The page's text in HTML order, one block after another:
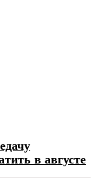
в августе